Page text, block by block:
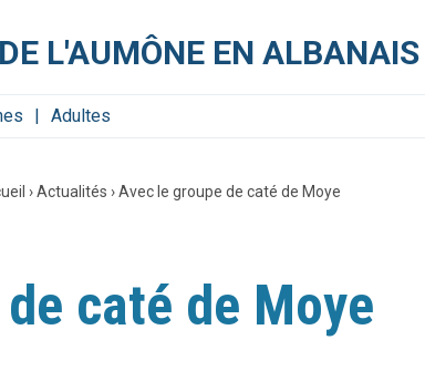
L'AUMÔNE EN ALBANAIS
Adultes
›Actualités ›Avec le groupe de caté de Moye
caté de Moye